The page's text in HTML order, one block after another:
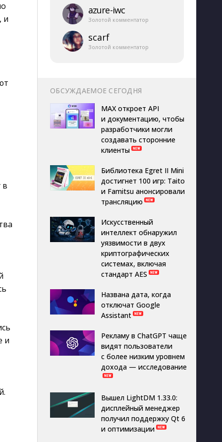
и
в
и
azure-​iwc
Золотой комментатор
scarf
Золотой комментатор
ОБСУЖДАЕМОЕ СЕГОДНЯ
MAX откроет API
и документацию, чтобы
разработчики могли
создавать сторонние
клиенты
Библиотека Egret II Mini
достигнет 100 игр: Taito
и Famitsu анонсировали
трансляцию
Искусственный
интеллект обнаружил
уязвимости в двух
криптографических
системах, включая
стандарт AES
Названа дата, когда
отключат Google
Assistant
Рекламу в ChatGPT чаще
видят пользователи
с более низким уровнем
дохода — исследование
Вышел LightDM 1.33.0:
дисплейный менеджер
получил поддержку Qt 6
и оптимизации